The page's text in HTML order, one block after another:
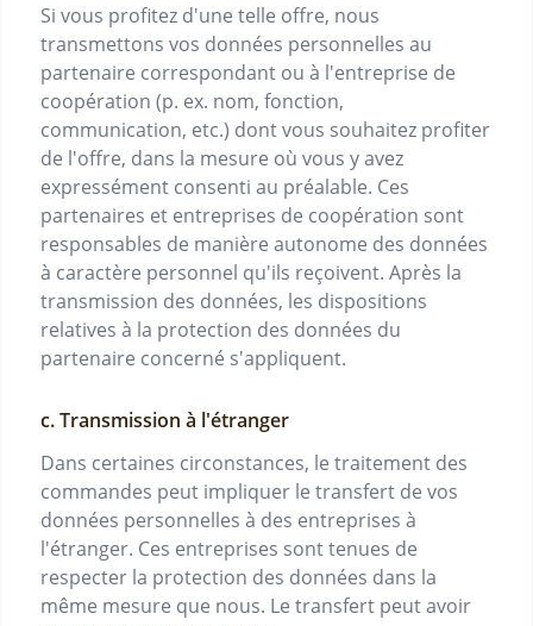
Si vous profitez d'une telle offre, nous
transmettons vos données personnelles au
partenaire correspondant ou à l'entreprise de
coopération (p. ex. nom, fonction,
communication, etc.) dont vous souhaitez profiter
de l'offre, dans la mesure où vous y avez
expressément consenti au préalable. Ces
partenaires et entreprises de coopération sont
responsables de manière autonome des données
à caractère personnel qu'ils reçoivent. Après la
transmission des données, les dispositions
relatives à la protection des données du
partenaire concerné s'appliquent.
c. Transmission à l'étranger
Dans certaines circonstances, le traitement des
commandes peut impliquer le transfert de vos
données personnelles à des entreprises à
l'étranger. Ces entreprises sont tenues de
respecter la protection des données dans la
même mesure que nous. Le transfert peut avoir